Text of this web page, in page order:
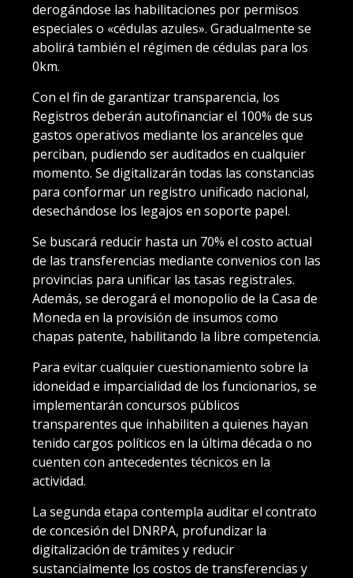
derogándose las habilitaciones por permisos
especiales o «cédulas azules». Gradualmente se
abolirá también el régimen de cédulas para los
0km.
Con el fin de garantizar transparencia, los
Registros deberán autofinanciar el 100% de sus
gastos operativos mediante los aranceles que
perciban, pudiendo ser auditados en cualquier
momento. Se digitalizarán todas las constancias
para conformar un registro unificado nacional,
desechándose los legajos en soporte papel.
Se buscará reducir hasta un 70% el costo actual
de las transferencias mediante convenios con las
provincias para unificar las tasas registrales.
Además, se derogará el monopolio de la Casa de
Moneda en la provisión de insumos como
chapas patente, habilitando la libre competencia.
Para evitar cualquier cuestionamiento sobre la
idoneidad e imparcialidad de los funcionarios, se
implementarán concursos públicos
transparentes que inhabiliten a quienes hayan
tenido cargos políticos en la última década o no
cuenten con antecedentes técnicos en la
actividad.
La segunda etapa contempla auditar el contrato
de concesión del DNRPA, profundizar la
digitalización de trámites y reducir
sustancialmente los costos de transferencias y